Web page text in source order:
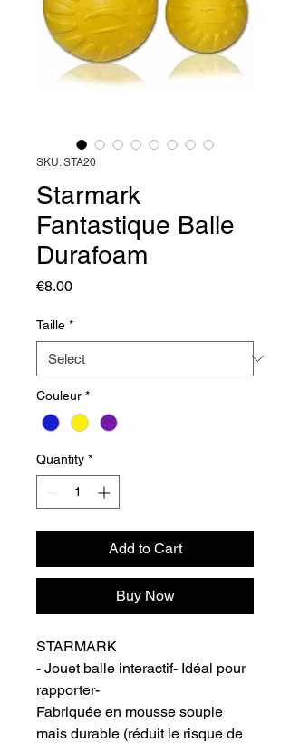
SKU: STA20
Starmark
Fantastique Balle
Durafoam
€8.00Price
Taille *
Couleur *
Quantity *
Add to Cart
Buy Now
STARMARK
- Jouet balle interactif- Idéal pour
rapporter-
Fabriquée en mousse souple
mais durable (réduit le risque de